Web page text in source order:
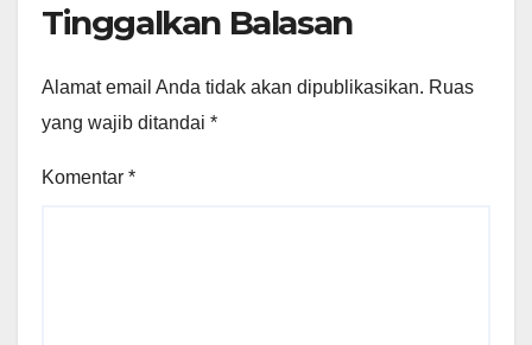
Tinggalkan Balasan
Alamat email Anda tidak akan dipublikasikan. Ruas
yang wajib ditandai *
Komentar *